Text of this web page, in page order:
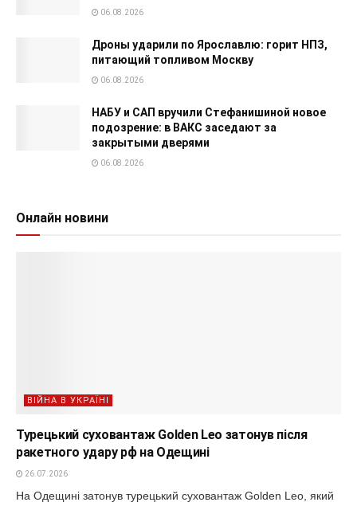
06.08.2026
Дроны ударили по Ярославлю: горит НПЗ,
питающий топливом Москву
06.08.2026
НАБУ и САП вручили Стефанишиной новое
подозрение: в ВАКС заседают за
закрытыми дверями
06.08.2026
Онлайн новини
ВІЙНА В УКРАЇНІ
Турецький суховантаж Golden Leo затонув після
ракетного удару рф на Одещині
26.07.2026
На Одещині затонув турецький суховантаж Golden Leo, який